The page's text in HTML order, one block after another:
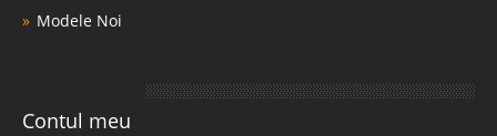
Modele Noi
Contul meu